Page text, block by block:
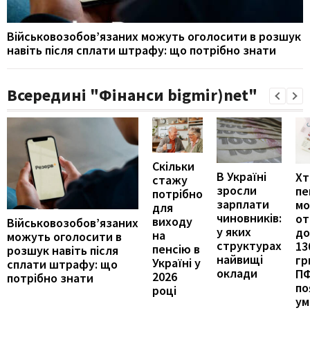
Військовозобов’язаних можуть оголосити в розшук
навіть після сплати штрафу: що потрібно знати
Всередині "Фінанси bigmir)net"
Військовозобов’язаних
можуть оголосити в
розшук навіть після
сплати штрафу: що
потрібно знати
Скільки
стажу
потрібно
для
виходу
на
пенсію в
Україні у
2026
році
В Україні
зросли
зарплати
чиновників:
у яких
структурах
найвищі
оклади